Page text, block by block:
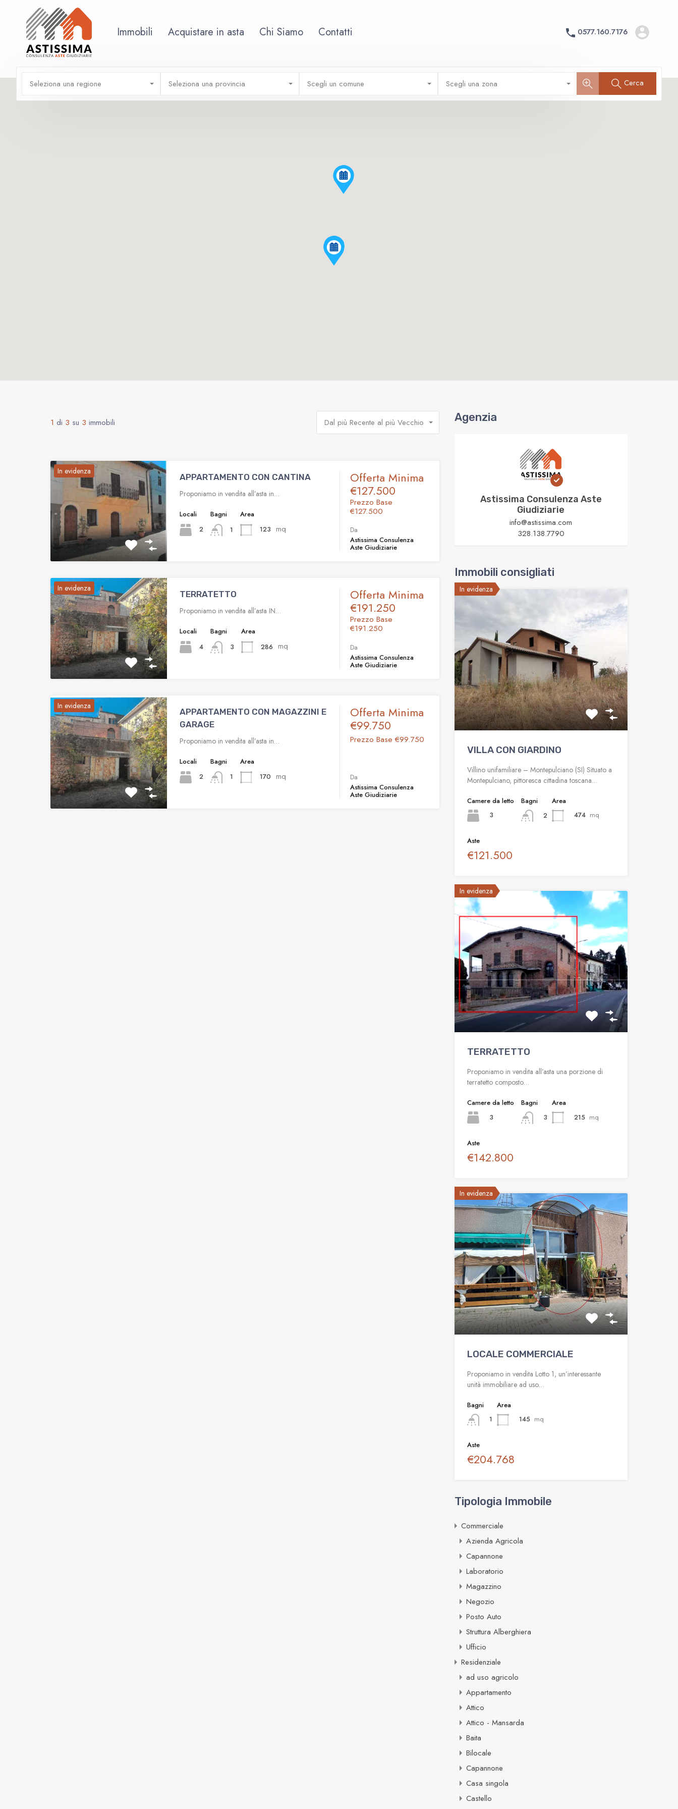
Immobili Acquistare in asta Chi Siamo Contatti 0577.160.7176
Seleziona una regione Seleziona una provincia Scegli un comune Scegli una zona Cerca
1 di 3 su 3 immobili Dal più Recente al più Vecchio
In evidenza
APPARTAMENTO CON CANTINA
Proponiamo in vendita all’asta in…
Locali
2
Bagni
1
Area
123 mq
Offerta Minima
€127.500
Prezzo Base
€127.500
Da
Astissima Consulenza
Aste Giudiziarie
In evidenza
TERRATETTO
Proponiamo in vendita all’asta IN…
Locali
4
Bagni
3
Area
286 mq
Offerta Minima
€191.250
Prezzo Base
€191.250
Da
Astissima Consulenza
Aste Giudiziarie
In evidenza
APPARTAMENTO CON MAGAZZINI E
GARAGE
Proponiamo in vendita all’asta in…
Locali
2
Bagni
1
Area
170 mq
Offerta Minima
€99.750
Prezzo Base €99.750
Da
Astissima Consulenza
Aste Giudiziarie
Agenzia
Astissima Consulenza Aste
Giudiziarie
info@astissima.com
328.138.7790
Immobili consigliati
In evidenza
VILLA CON GIARDINO
Villino unifamiliare – Montepulciano (SI) Situato a
Montepulciano, pittoresca cittadina toscana…
Camere da letto
3
Bagni
2
Area
474 mq
Aste
€121.500
In evidenza
TERRATETTO
Proponiamo in vendita all’asta una porzione di
terratetto composto…
Camere da letto
3
Bagni
3
Area
215 mq
Aste
€142.800
In evidenza
LOCALE COMMERCIALE
Proponiamo in vendita Lotto 1, un’interessante
unità immobiliare ad uso…
Bagni
1
Area
145 mq
Aste
€204.768
Tipologia Immobile
Commerciale
Azienda Agricola
Capannone
Laboratorio
Magazzino
Negozio
Posto Auto
Struttura Alberghiera
Ufficio
Residenziale
ad uso agricolo
Appartamento
Attico
Attico - Mansarda
Baita
Bilocale
Capannone
Casa singola
Castello